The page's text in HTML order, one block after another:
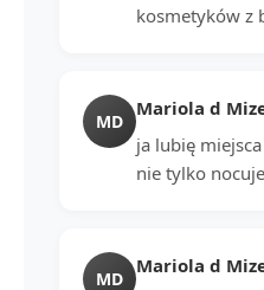
kosmetyków z
MD
Mariola d
ja lubię
nie tylko
MD
Mariola d